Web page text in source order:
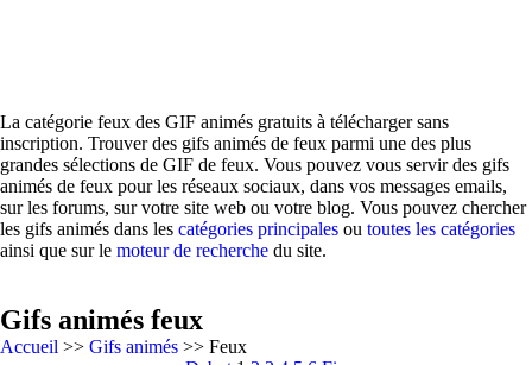
La catégorie feux des GIF animés gratuits à télécharger sans
inscription. Trouver des gifs animés de feux parmi une des plus
grandes sélections de GIF de feux. Vous pouvez vous servir des gifs
animés de feux pour les réseaux sociaux, dans vos messages emails,
sur les forums, sur votre site web ou votre blog. Vous pouvez chercher
les gifs animés dans les catégories principales ou toutes les catégories
ainsi que sur le moteur de recherche du site.
Gifs animés feux
Accueil >> Gifs animés >> Feux